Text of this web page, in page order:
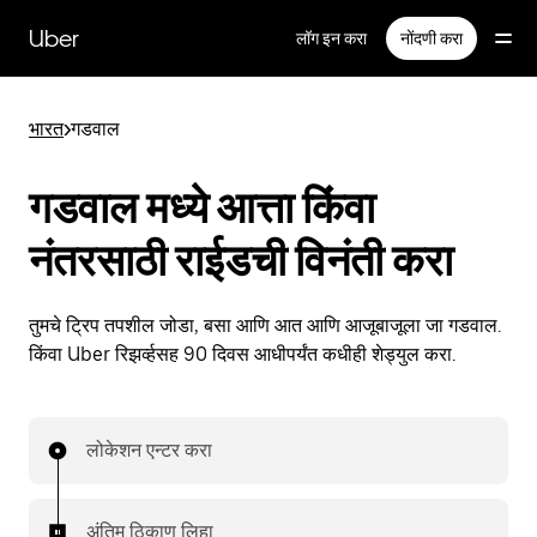
सामग्रीवरUber लॉग इन करा नोंदणी करा
भारत>गडवाल
गडवाल मध्ये आत्ता किंवा
नंतरसाठी राईडची विनंती करा
तुमचे ट्रिप तपशील जोडा, बसा आणि आत आणि आजूबाजूला जा गडवाल.
किंवा Uber रिझर्व्हसह 90 दिवस आधीपर्यंत कधीही शेड्युल करा.
लोकेशन एन्टर करा
अंतिम ठिकाण लिहा